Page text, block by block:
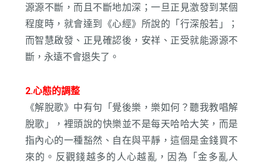
源源不斷，而且不斷地加深；一旦正見激發到某個
程度時，就會達到《心經》所說的「行深般若」；
而智慧啟發、正見確認後，安祥、正受就能源源不
斷，永遠不會退失了。
2.心態的調整
《解脫歌》中有句「覺後樂，樂如何？聽我教唱解
脫歌」，裡頭說的快樂並不是每天哈哈大笑，而是
指內心的一種豁然、自在與平靜，這個是金錢買不
來的。反觀錢越多的人心越亂，因為「金多亂人